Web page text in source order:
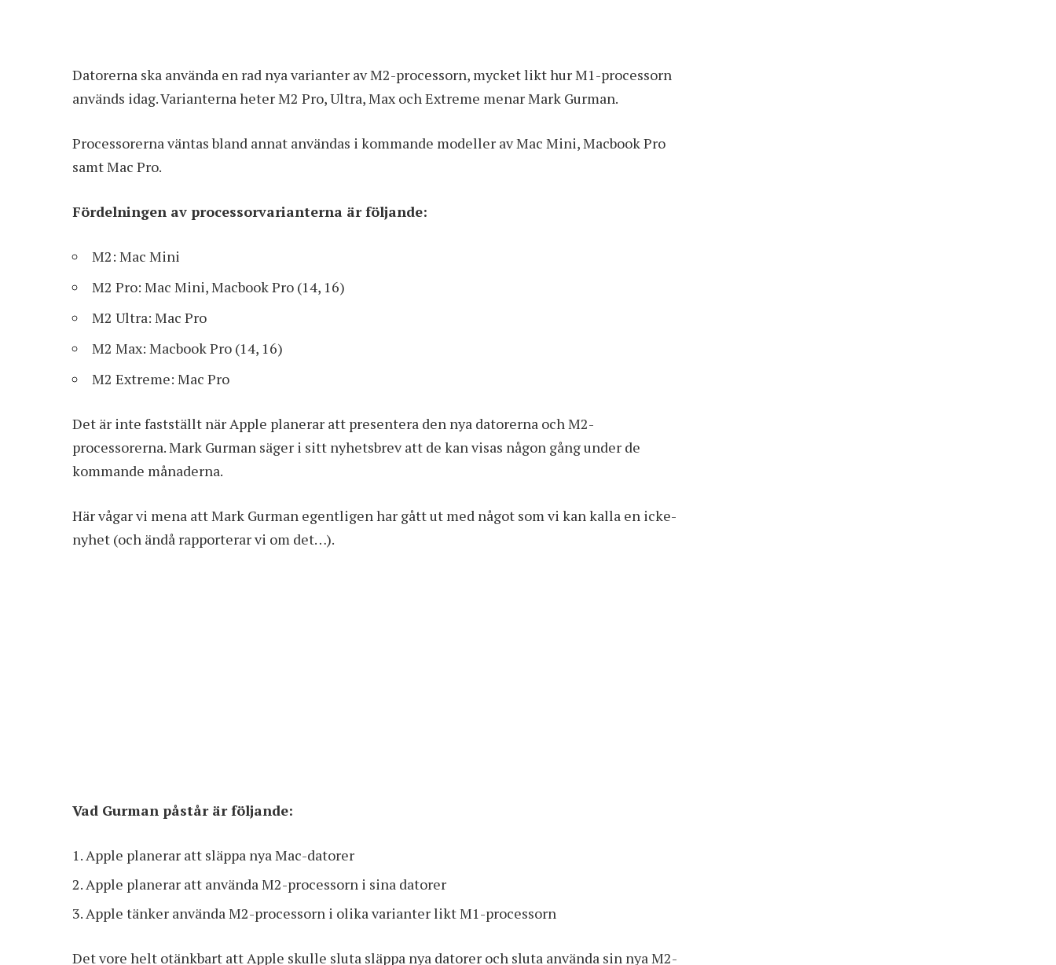
Datorerna ska använda en rad nya varianter av M2-processorn, mycket likt hur M1-processorn
används idag. Varianterna heter M2 Pro, Ultra, Max och Extreme menar Mark Gurman.
Processorerna väntas bland annat användas i kommande modeller av Mac Mini, Macbook Pro
samt Mac Pro.
Fördelningen av processorvarianterna är följande:
M2: Mac Mini
M2 Pro: Mac Mini, Macbook Pro (14, 16)
M2 Ultra: Mac Pro
M2 Max: Macbook Pro (14, 16)
M2 Extreme: Mac Pro
Det är inte fastställt när Apple planerar att presentera den nya datorerna och M2-
processorerna. Mark Gurman säger i sitt nyhetsbrev att de kan visas någon gång under de
kommande månaderna.
Här vågar vi mena att Mark Gurman egentligen har gått ut med något som vi kan kalla en icke-
nyhet (och ändå rapporterar vi om det…).
Vad Gurman påstår är följande:
Apple planerar att släppa nya Mac-datorer
Apple planerar att använda M2-processorn i sina datorer
Apple tänker använda M2-processorn i olika varianter likt M1-processorn
Det vore helt otänkbart att Apple skulle sluta släppa nya datorer och sluta använda sin nya M2-